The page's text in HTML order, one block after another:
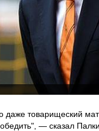
даже товарищеский
— сказал